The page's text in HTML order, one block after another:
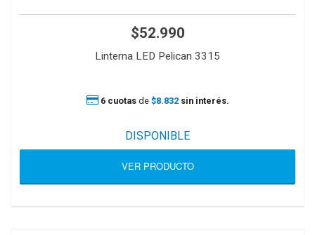
$52.990
Linterna LED Pelican 3315
6 cuotasde $8.832 sin interés.
DISPONIBLE
VER PRODUCTO